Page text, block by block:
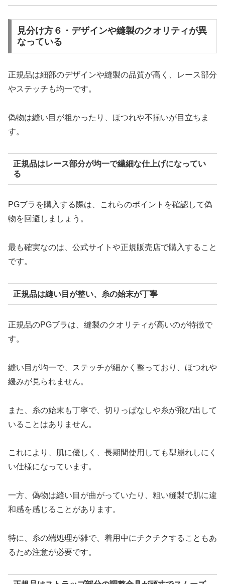
見分け方６・デザインや縫製のクオリティが異
なっている
正規品は細部のデザインや縫製の品質が高く、レース部分
やステッチも均一です。
偽物は縫い目が粗かったり、ほつれや不揃いが目立ちま
す。
正規品はレース部分が均一で繊細な仕上げになってい
る
PGブラを購入する際は、これらのポイントを確認して偽
物を回避しましょう。
最も確実なのは、公式サイトや正規販売店で購入すること
です。
正規品は縫い目が整い、糸の始末が丁寧
正規品のPGブラは、縫製のクオリティが高いのが特徴で
す。
縫い目が均一で、ステッチが細かく整っており、ほつれや
緩みが見られません。
また、糸の始末も丁寧で、切りっぱなしや糸が飛び出して
いることはありません。
これにより、肌に優しく、長期間使用しても型崩れしにく
い仕様になっています。
一方、偽物は縫い目が曲がっていたり、粗い縫製で肌に違
和感を感じることがあります。
特に、糸の端処理が雑で、着用中にチクチクすることもあ
るため注意が必要です。